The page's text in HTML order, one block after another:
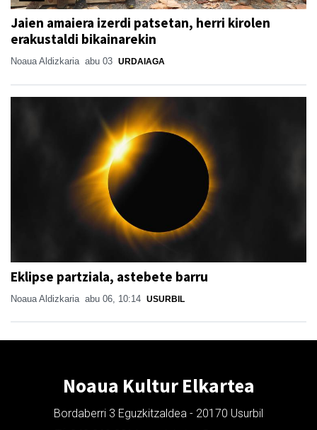
Jaien amaiera izerdi patsetan, herri kirolen
erakustaldi bikainarekin
Noaua Aldizkaria abu 03 URDAIAGA
Eklipse partziala, astebete barru
Noaua Aldizkaria abu 06, 10:14 USURBIL
Noaua Kultur Elkartea
Bordaberri 3 Eguzkitzaldea - 20170 Usurbil